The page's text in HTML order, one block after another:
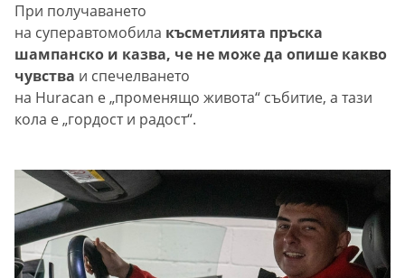
При получаването
на суперавтомобила късметлията пръска
шампанско и казва, че не може да опише какво
чувства и спечелването
на Huracan е „променящо живота“ събитие, а тази
кола е „гордост и радост“.